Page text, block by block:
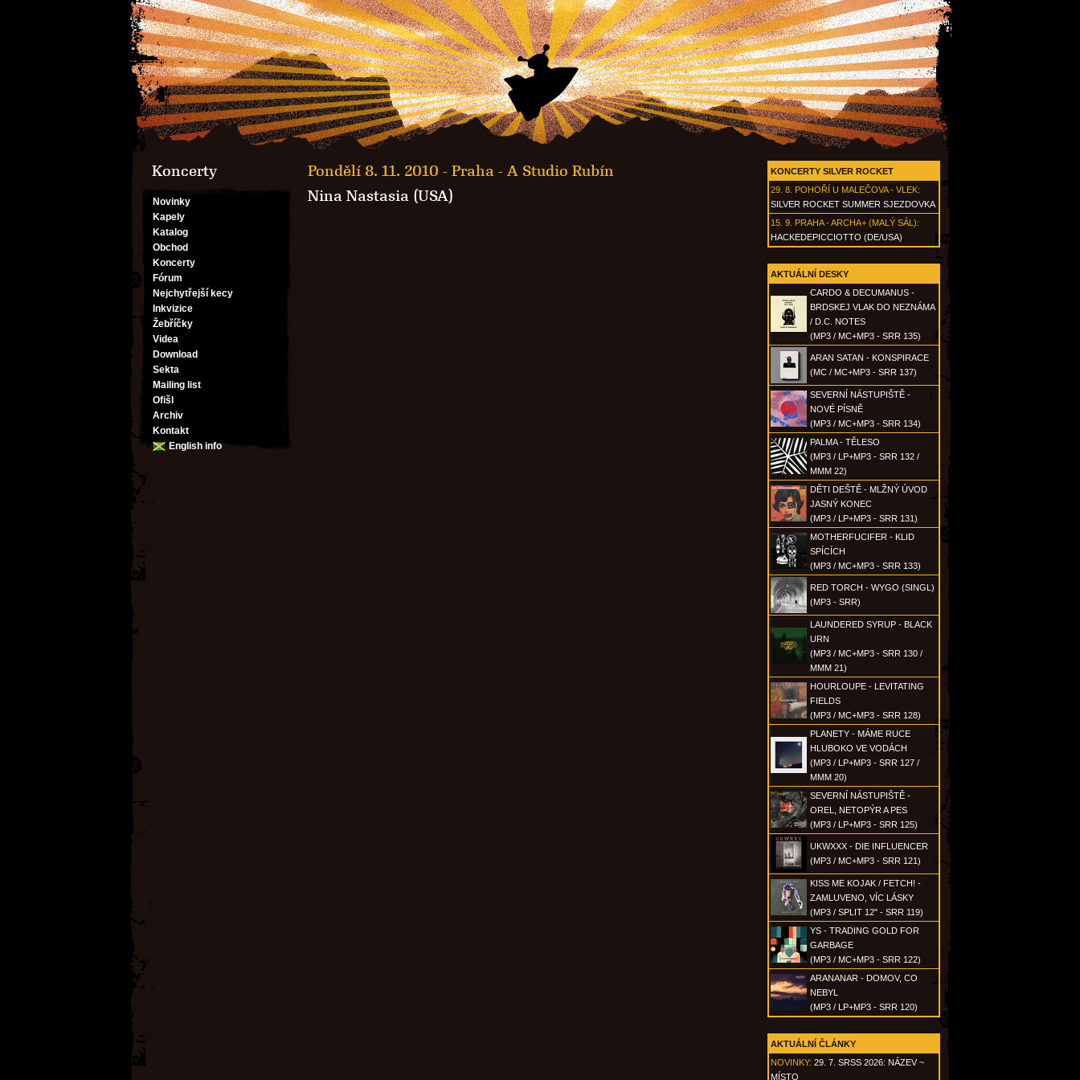
Koncerty
Novinky
Kapely
Katalog
Obchod
Koncerty
Fórum
Nejchytřejší kecy
Inkvizice
Žebříčky
Videa
Download
Sekta
Mailing list
Ofišl
Archiv
Kontakt
English info
KONCERTY SILVER ROCKET
29. 8. POHOŘÍ U MALEČOVA - VLEK:
SILVER ROCKET SUMMER SJEZDOVKA
15. 9. PRAHA - ARCHA+ (MALÝ SÁL):
HACKEDEPICCIOTTO (DE/USA)
AKTUÁLNÍ DESKY
CARDO & DECUMANUS -
BRDSKEJ VLAK DO NEZNÁMA
/ D.C. NOTES
(MP3 / MC+MP3 - SRR 135)
ARAN SATAN - KONSPIRACE
(MC / MC+MP3 - SRR 137)
SEVERNÍ NÁSTUPIŠTĚ -
NOVÉ PÍSNĚ
(MP3 / MC+MP3 - SRR 134)
PALMA - TĚLESO
(MP3 / LP+MP3 - SRR 132 /
MMM 22)
DĚTI DEŠTĚ - MLŽNÝ ÚVOD
JASNÝ KONEC
(MP3 / LP+MP3 - SRR 131)
MOTHERFUCIFER - KLID
SPÍCÍCH
(MP3 / MC+MP3 - SRR 133)
RED TORCH - WYGO (SINGL)
(MP3 - SRR)
LAUNDERED SYRUP - BLACK
URN
(MP3 / MC+MP3 - SRR 130 /
MMM 21)
HOURLOUPE - LEVITATING
FIELDS
(MP3 / MC+MP3 - SRR 128)
PLANETY - MÁME RUCE
HLUBOKO VE VODÁCH
(MP3 / LP+MP3 - SRR 127 /
MMM 20)
SEVERNÍ NÁSTUPIŠTĚ -
OREL, NETOPÝR A PES
(MP3 / LP+MP3 - SRR 125)
UKWXXX - DIE INFLUENCER
(MP3 / MC+MP3 - SRR 121)
KISS ME KOJAK / FETCH! -
ZAMLUVENO, VÍC LÁSKY
(MP3 / SPLIT 12" - SRR 119)
YS - TRADING GOLD FOR
GARBAGE
(MP3 / MC+MP3 - SRR 122)
ARANANAR - DOMOV, CO
NEBYL
(MP3 / LP+MP3 - SRR 120)
AKTUÁLNÍ ČLÁNKY
NOVINKY: 29. 7. SRSS 2026: NÁZEV ~
MÍSTO
Pondělí 8. 11. 2010 - Praha - A Studio Rubín
Nina Nastasia (USA)